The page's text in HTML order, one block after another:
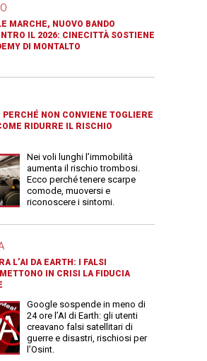
MARCHE, NUOVO BANDO
IL 2026: CINECITTÀ SOSTIENE
DI MONTALTO
NON CONVIENE TOGLIERE
RIDURRE IL RISCHIO
Nei voli lunghi l’immobilità
aumenta il rischio trombosi.
Ecco perché tenere scarpe
comode, muoversi e
riconoscere i sintomi.
L’AI DA EARTH: I FALSI
IN CRISI LA FIDUCIA
Google sospende in meno di
24 ore l’AI di Earth: gli utenti
creavano falsi satellitari di
guerre e disastri, rischiosi per
l’Osint.